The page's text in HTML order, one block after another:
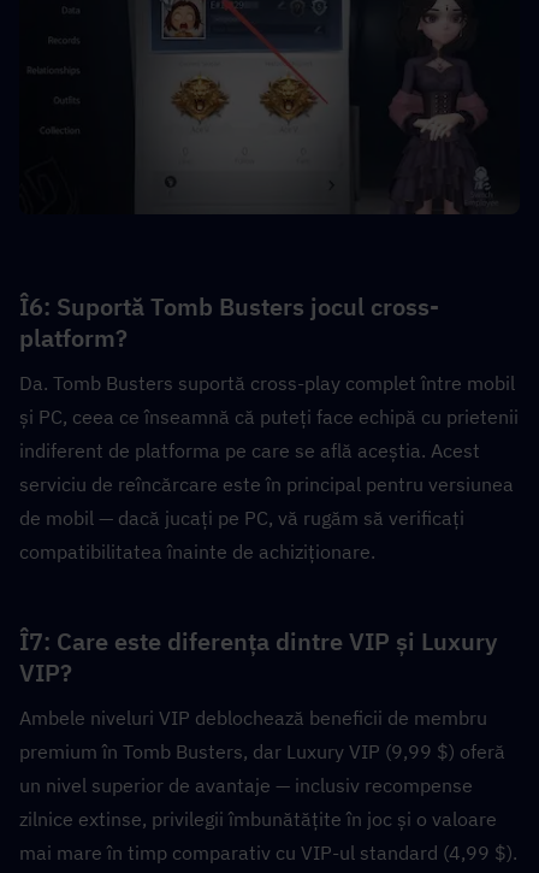
Î6: Suportă Tomb Busters jocul cross-
platform?
Da. Tomb Busters suportă cross-play complet între mobil
și PC, ceea ce înseamnă că puteți face echipă cu prietenii
indiferent de platforma pe care se află aceștia. Acest
serviciu de reîncărcare este în principal pentru versiunea
de mobil — dacă jucați pe PC, vă rugăm să verificați
compatibilitatea înainte de achiziționare.
Î7: Care este diferența dintre VIP și Luxury
VIP?
Ambele niveluri VIP deblochează beneficii de membru
premium în Tomb Busters, dar Luxury VIP (9,99 $) oferă
un nivel superior de avantaje — inclusiv recompense
zilnice extinse, privilegii îmbunătățite în joc și o valoare
mai mare în timp comparativ cu VIP-ul standard (4,99 $).